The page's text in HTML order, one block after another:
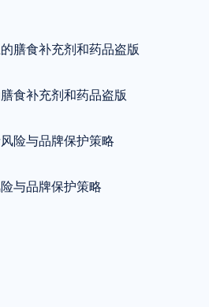
食补充剂和药品盗版
与品牌保护策略